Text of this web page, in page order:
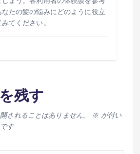
たの髪の悩みにどのように役立
てください。
残す
されることはありません。 ※が付い
す